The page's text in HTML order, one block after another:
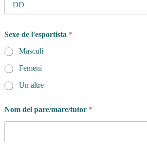
Sexe de l'esportista *
Masculí
Femení
Un altre
Nom del pare/mare/tutor *